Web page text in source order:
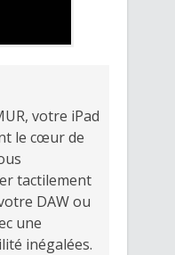
votre iPad
le cœur de
tactilement
DAW ou
une
inégalées.